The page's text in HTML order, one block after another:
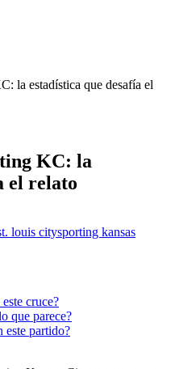
la estadística que desafía el
KC: la
el relato
louis citysporting kansas
cruce?
que parece?
este partido?